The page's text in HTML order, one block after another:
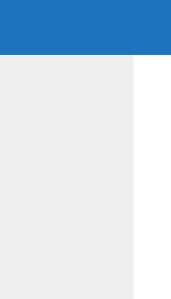
content